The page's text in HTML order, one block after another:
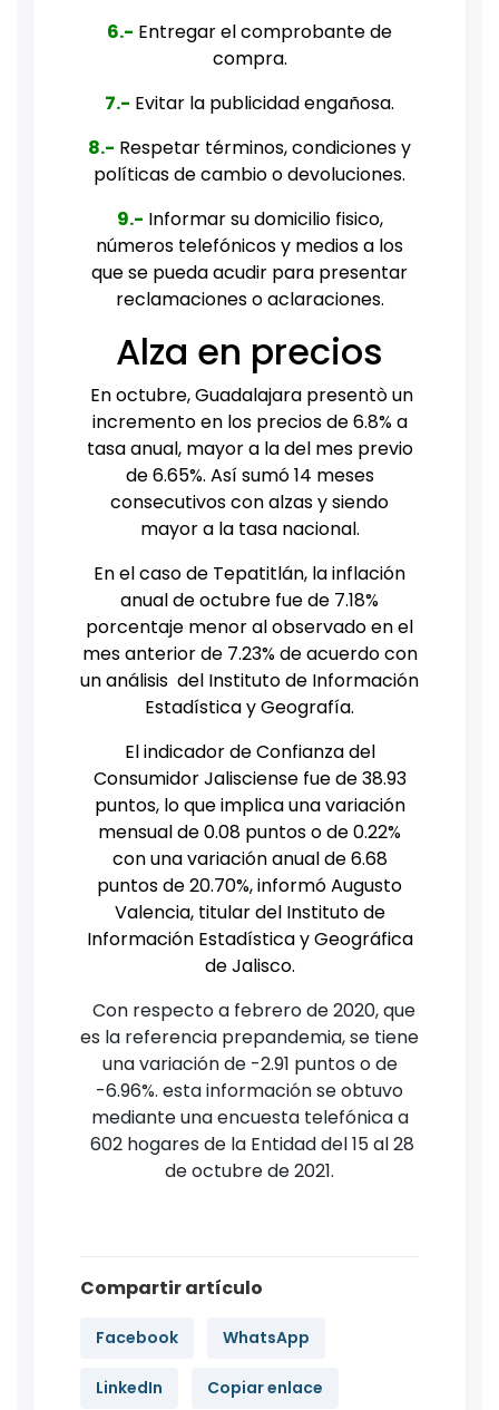
6.- Entregar el comprobante de
compra.
7.- Evitar la publicidad engañosa.
8.- Respetar términos, condiciones y
políticas de cambio o devoluciones.
9.- Informar su domicilio fisico,
números telefónicos y medios a los
que se pueda acudir para presentar
reclamaciones o aclaraciones.
Alza en precios
En octubre, Guadalajara presentò un
incremento en los precios de 6.8% a
tasa anual, mayor a la del mes previo
de 6.65%. Así sumó 14 meses
consecutivos con alzas y siendo
mayor a la tasa nacional.
En el caso de Tepatitlán, la inflación
anual de octubre fue de 7.18%
porcentaje menor al observado en el
mes anterior de 7.23% de acuerdo con
un análisis del Instituto de Información
Estadística y Geografía.
El indicador de Confianza del
Consumidor Jalisciense fue de 38.93
puntos, lo que implica una variación
mensual de 0.08 puntos o de 0.22%
con una variación anual de 6.68
puntos de 20.70%, informó Augusto
Valencia, titular del Instituto de
Información Estadística y Geográfica
de Jalisco.
Con respecto a febrero de 2020, que
es la referencia prepandemia, se tiene
una variación de -2.91 puntos o de
-6.96%. esta información se obtuvo
mediante una encuesta telefónica a
602 hogares de la Entidad del 15 al 28
de octubre de 2021.
Compartir artículo
Facebook WhatsApp
LinkedIn Copiar enlace